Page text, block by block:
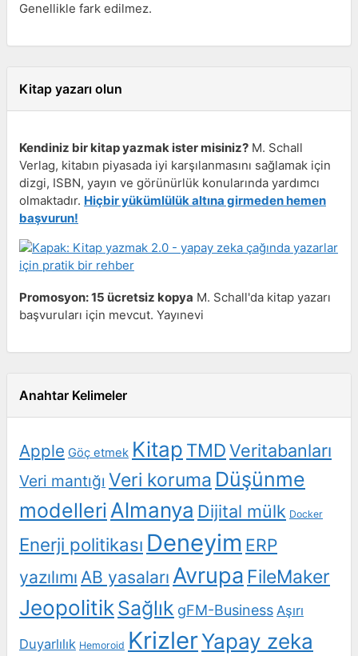
Genellikle fark edilmez.
Kitap yazarı olun
Kendiniz bir kitap yazmak ister misiniz? M. Schall
Verlag, kitabın piyasada iyi karşılanmasını sağlamak için
dizgi, ISBN, yayın ve görünürlük konularında yardımcı
olmaktadır. Hiçbir yükümlülük altına girmeden hemen
başvurun!
Promosyon: 15 ücretsiz kopya M. Schall'da kitap yazarı
başvuruları için mevcut. Yayınevi
Anahtar Kelimeler
Apple Göç etmek Kitap TMDVeritabanları
Veri mantığı Veri koruma Düşünme
modelleri Almanya Dijital mülk Docker
Enerji politikası Deneyim ERP
yazılımı AB yasaları Avrupa FileMaker
Jeopolitik Sağlık gFM-Business Aşırı
Duyarlılık Hemoroid KrizlerYapay zeka